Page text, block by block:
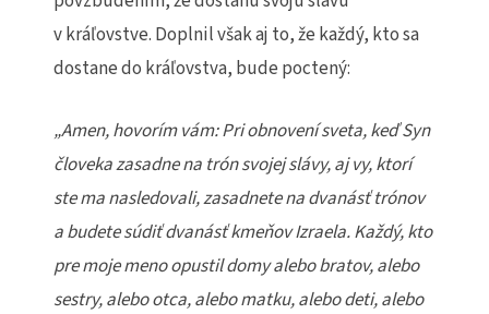
v kráľovstve. Doplnil však aj to, že každý, kto sa
dostane do kráľovstva, bude poctený:
„Amen, hovorím vám: Pri obnovení sveta, keďSyn
človeka zasadne na trón svojej slávy, aj vy, ktorí
ste ma nasledovali, zasadnete na dvanásťtrónov
abudete súdiťdvanásťkmeňov Izraela. Každý, kto
pre moje meno opustil domy alebo bratov, alebo
sestry, alebo otca, alebo matku, alebo deti, alebo